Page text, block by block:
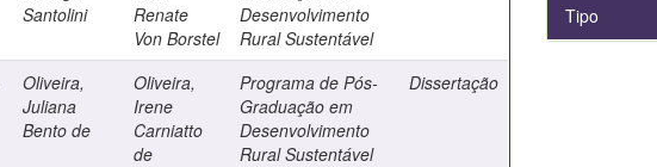
Santolini
Renate
Von Borstel
Desenvolvimento
Rural Sustentável
Oliveira,
Juliana
Bento de
Oliveira,
Irene
Carniatto
de
Programa de Pós-
Graduação em
Desenvolvimento
Rural Sustentável
Dissertação
Tipo